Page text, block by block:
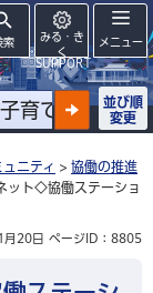
索
みる・き
く
SUPPORT
メニュー
子育て 高齢者
並び順
変更
ニティ > 協働の推進
ット◇協働ステーショ
月20日 ページID：8805